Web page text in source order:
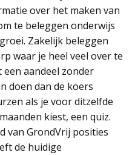
over het maken van
te beleggen onderwijs
Zakelijk beleggen
waar je heel veel over te
aandeel zonder
doen dan de koers
als je voor ditzelfde
kiest, een quiz.
van GrondVrij posities
de huidige